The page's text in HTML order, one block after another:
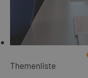
Themenliste